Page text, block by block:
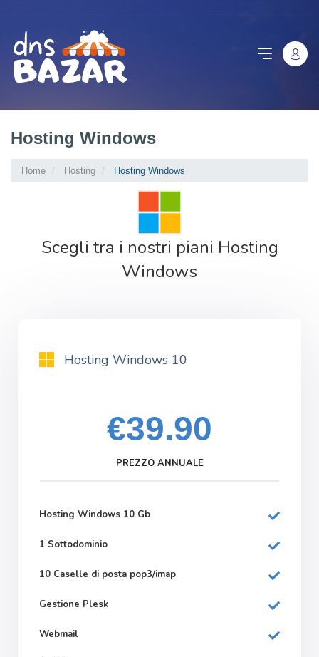
Hosting Windows
Home Hosting Hosting Windows
Scegli tra i nostri piani Hosting
Windows
Hosting Windows 10
€39.90
PREZZO ANNUALE
Hosting Windows 10 Gb
1 Sottodominio
10 Caselle di posta pop3/imap
Gestione Plesk
Webmail